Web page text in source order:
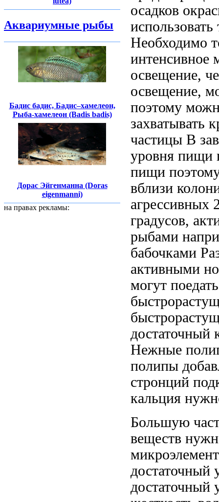
Аквариумные рыбы
Бадис бадис, Бадис–хамелеон,
Рыба-хамелеон (Badis badis)
Дорас Эйгенманна (Doras
eigenmanni)
на правах рекламы:
осадков
Необходимо
интенсивное
освещение,
освещение,
поэтому
захватывать
частицы В
уровня пищи
пищи
вблизи
агрессивных
градусов,
рыбами
бабочками
активными
могут
достаточный
Нежные
полипы
стронций
кальция
Большую
веществ
достаточный
достаточный